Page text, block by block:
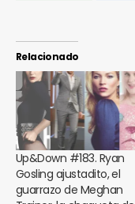
Relacionado
Up&Down #183. Ryan
Gosling ajustadito, el
guarrazo de Meghan